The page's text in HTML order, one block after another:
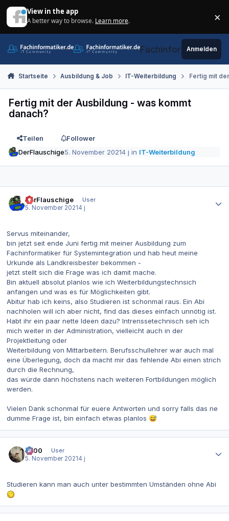
View in the app
A better way to browse. Learn more. ×
Fachinformatiker.de
Anmelden
Startseite Ausbildung & Job IT-Weiterbildung Fertig mit
Fertig mit der Ausbildung - was kommt
danach?
Teilen
Follower
DerFlauschige5. November 20214 j in IT-Weiterbildung
DerFlauschige
User
5. November 2021 4 j
Servus miteinander,
bin jetzt seit ende Juni fertig mit meiner Ausbildung zum
Fachinformatiker für Systemintegration und hab heut meine
Urkunde als Landkreisbester bekommen -
jetzt stellt sich die Frage was ich damit mache.
Bin aktuell absolut planlos wie ich Weiterbildungstechnsich
anfangen und was es für Möglichkeiten gibt.
Abitur hab ich keins, also Studieren ist schonmal raus. Ein Abi
nachholen will ich aber nicht, find das dieses einfach unnötig ist.
Habt ihr ein paar nette Ideen dazu? Intrenssetechnisch seh ich
mich weiter in der Administration, vielleicht auch in der
Projektleitung oder
Weiterbildung von Mittarbeitern. Berufsschullehrer war auch mal
eine Überlegung, doch da macht mir das fehlende Abi einen strich
durch die Rechnung,
das würde dann höchstens nach weiteren Fortbildungen möglich
werden.
Vielen Dank schonmal für euere Antworten und sorry falls das ne
dumme Frage ist, bin einfach etwas planlos 😅
0x00
User
5. November 2021 4 j
Studieren kann man auch unter bestimmten Umständen ohne Abi